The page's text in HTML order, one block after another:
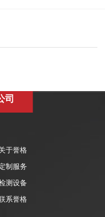
司
于誉格
制服务
测设备
系誉格